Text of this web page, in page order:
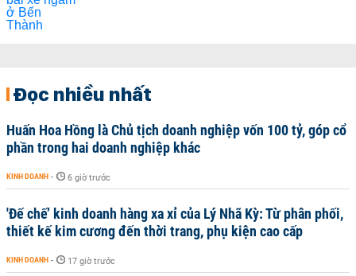
Đọc nhiều nhất
Huấn Hoa Hồng là Chủ tịch doanh nghiệp vốn 100 tỷ, góp cổ
phần trong hai doanh nghiệp khác
KINH DOANH - 6 giờ trước
'Đế chế’ kinh doanh hàng xa xỉ của Lý Nhã Kỳ: Từ phân phối,
thiết kế kim cương đến thời trang, phụ kiện cao cấp
KINH DOANH - 17 giờ trước